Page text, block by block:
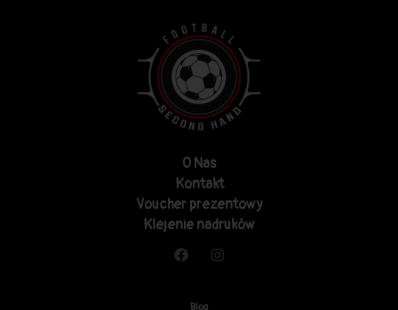
O Nas
Kontakt
Voucher prezentowy
Klejenie nadruków
Blog